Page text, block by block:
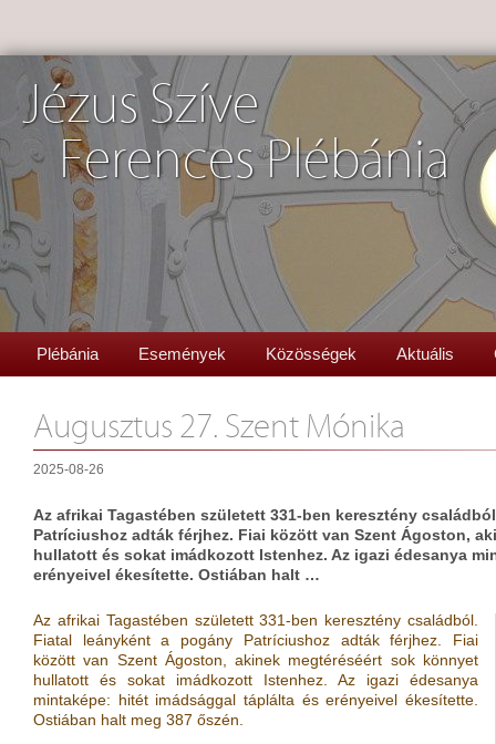
Jézus Szíve
Ferences Plébánia
Plébánia Események Közösségek Aktuális
Augusztus 27. Szent Mónika
2025-08-26
Az afrikai Tagastében született 331-ben keresztény
Patríciushoz adták férjhez. Fiai között van Szent Ágoston,
hullatott és sokat imádkozott Istenhez. Az igazi édesanya
erényeivel ékesítette. Ostiában halt …
Az afrikai Tagastében született 331-ben keresztény családból.
Fiatal leányként a pogány Patríciushoz adták férjhez. Fiai
között van Szent Ágoston, akinek megtéréséért sok könnyet
hullatott és sokat imádkozott Istenhez. Az igazi édesanya
mintaképe: hitét imádsággal táplálta és erényeivel ékesítette.
Ostiában halt meg 387 őszén.